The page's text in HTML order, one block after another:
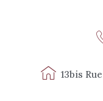
13bis